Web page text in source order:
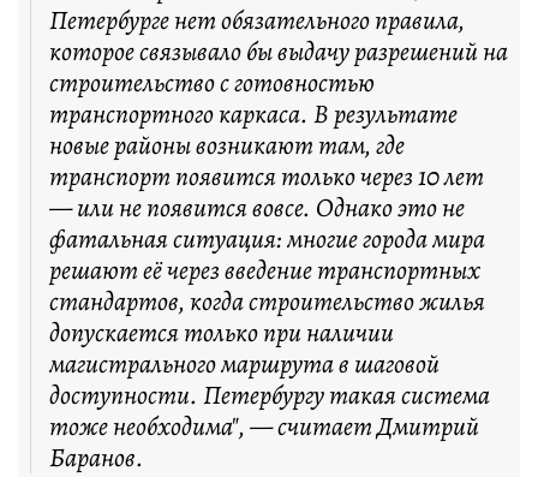
Петербурге нет обязательного правила,
которое связывало бы выдачу разрешений на
строительство с готовностью
транспортного каркаса. В результате
новые районы возникают там, где
транспорт появится только через 10 лет
— или не появится вовсе. Однако это не
фатальная ситуация: многие города мира
решают её через введение транспортных
стандартов, когда строительство жилья
допускается только при наличии
магистрального маршрута в шаговой
доступности. Петербургу такая система
тоже необходима", — считает Дмитрий
Баранов.